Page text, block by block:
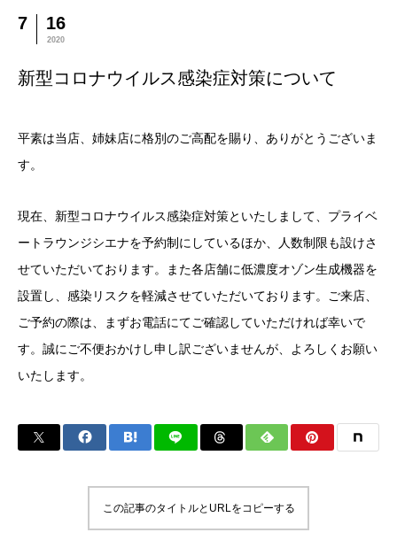
7 16
2020
新型コロナウイルス感染症対策について
平素は当店、姉妹店に格別のご高配を賜り、ありがとうございま
す。
現在、新型コロナウイルス感染症対策といたしまして、プライベ
ートラウンジシエナを予約制にしているほか、人数制限も設けさ
せていただいております。また各店舗に低濃度オゾン生成機器を
設置し、感染リスクを軽減させていただいております。ご来店、
ご予約の際は、まずお電話にてご確認していただければ幸いで
す。誠にご不便おかけし申し訳ございませんが、よろしくお願い
いたします。
この記事のタイトルとURLをコピーする